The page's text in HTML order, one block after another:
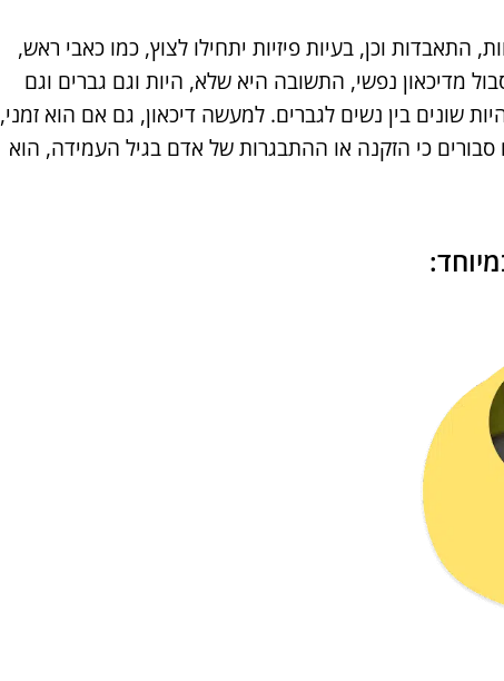
התאבדות וכן, בעיות פיזיות יתחילו לצוץ, כמו כאבי ראש,
מדיכאון נפשי, התשובה היא שלא, היות וגם גברים וגם
שונים בין נשים לגברים. למעשה דיכאון, גם אם הוא זמני,
סבורים כי הזקנה או ההתבגרות של אדם בגיל העמידה, הוא